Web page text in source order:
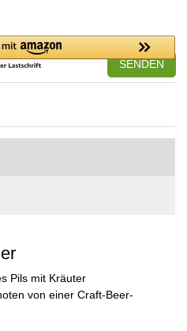
SENDEN
Pils mit Kräuter
von einer Craft-Beer-